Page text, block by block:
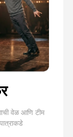
वेळ आणि टीम